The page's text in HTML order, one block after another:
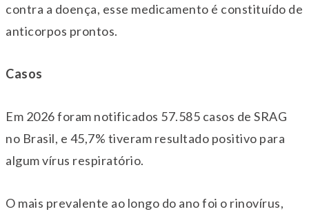
contra a doença, esse medicamento é constituído de
anticorpos prontos.
Casos
Em 2026 foram notificados 57.585 casos de SRAG
no Brasil, e 45,7% tiveram resultado positivo para
algum vírus respiratório.
O mais prevalente ao longo do ano foi o rinovírus,